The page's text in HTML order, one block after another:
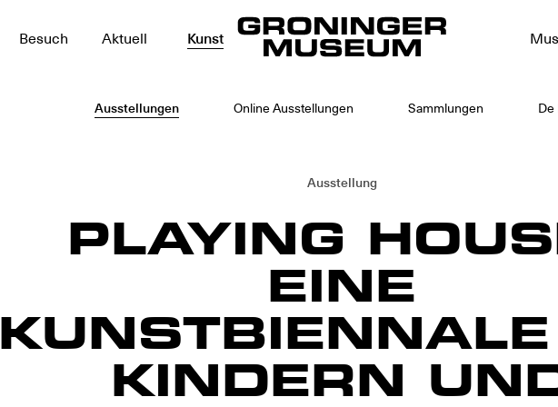
Besuch Aktuell Kunst
Ausstellungen Online Ausstellungen Sammlungen De
Ausstellung
PLAYING
EINE
KINDERN